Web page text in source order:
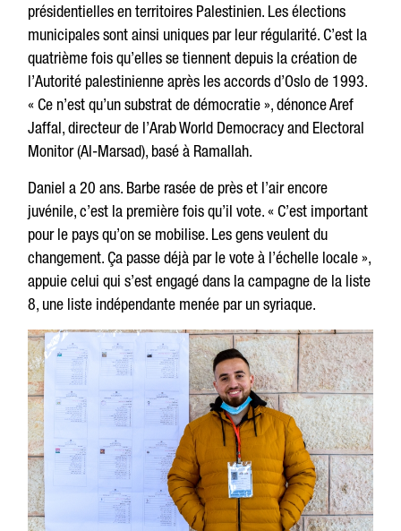
présidentielles en territoires Palestinien. Les élections
municipales sont ainsi uniques par leur régularité. C’est la
quatrième fois qu’elles se tiennent depuis la création de
l’Autorité palestinienne après les accords d’Oslo de 1993.
« Ce n’est qu’un substrat de démocratie », dénonce Aref
Jaffal, directeur de l’Arab World Democracy and Electoral
Monitor (Al-Marsad), basé à Ramallah.
Daniel a 20 ans. Barbe rasée de près et l’air encore
juvénile, c’est la première fois qu’il vote. « C’est important
pour le pays qu’on se mobilise. Les gens veulent du
changement. Ça passe déjà par le vote à l’échelle locale »,
appuie celui qui s’est engagé dans la campagne de la liste
8, une liste indépendante menée par un syriaque.